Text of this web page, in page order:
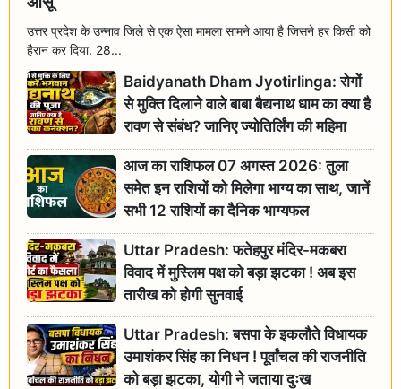
उत्तर प्रदेश के उन्नाव जिले से एक ऐसा मामला सामने आया है जिसने हर किसी को
हैरान कर दिया. 28...
Baidyanath Dham Jyotirlinga: रोगों
से मुक्ति दिलाने वाले बाबा बैद्यनाथ धाम का क्या है
रावण से संबंध? जानिए ज्योतिर्लिंग की महिमा
आज का राशिफल 07 अगस्त 2026: तुला
समेत इन राशियों को मिलेगा भाग्य का साथ, जानें
सभी 12 राशियों का दैनिक भाग्यफल
Uttar Pradesh: फतेहपुर मंदिर-मकबरा
विवाद में मुस्लिम पक्ष को बड़ा झटका ! अब इस
तारीख को होगी सुनवाई
Uttar Pradesh: बसपा के इकलौते विधायक
उमाशंकर सिंह का निधन ! पूर्वांचल की राजनीति
को बड़ा झटका, योगी ने जताया दुःख